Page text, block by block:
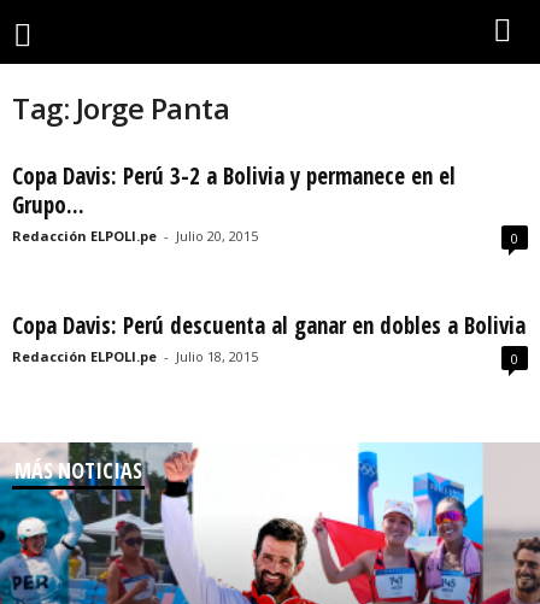
Tag: Jorge Panta
Copa Davis: Perú 3-2 a Bolivia y permanece en el
Grupo...
Redacción ELPOLI.pe - Julio 20, 2015 0
Copa Davis: Perú descuenta al ganar en dobles a Bolivia
Redacción ELPOLI.pe - Julio 18, 2015 0
MÁS NOTICIAS